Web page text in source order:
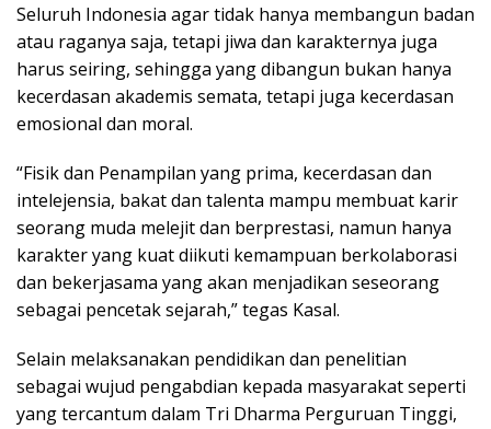
Seluruh Indonesia agar tidak hanya membangun badan
atau raganya saja, tetapi jiwa dan karakternya juga
harus seiring, sehingga yang dibangun bukan hanya
kecerdasan akademis semata, tetapi juga kecerdasan
emosional dan moral.
“Fisik dan Penampilan yang prima, kecerdasan dan
intelejensia, bakat dan talenta mampu membuat karir
seorang muda melejit dan berprestasi, namun hanya
karakter yang kuat diikuti kemampuan berkolaborasi
dan bekerjasama yang akan menjadikan seseorang
sebagai pencetak sejarah,” tegas Kasal.
Selain melaksanakan pendidikan dan penelitian
sebagai wujud pengabdian kepada masyarakat seperti
yang tercantum dalam Tri Dharma Perguruan Tinggi,